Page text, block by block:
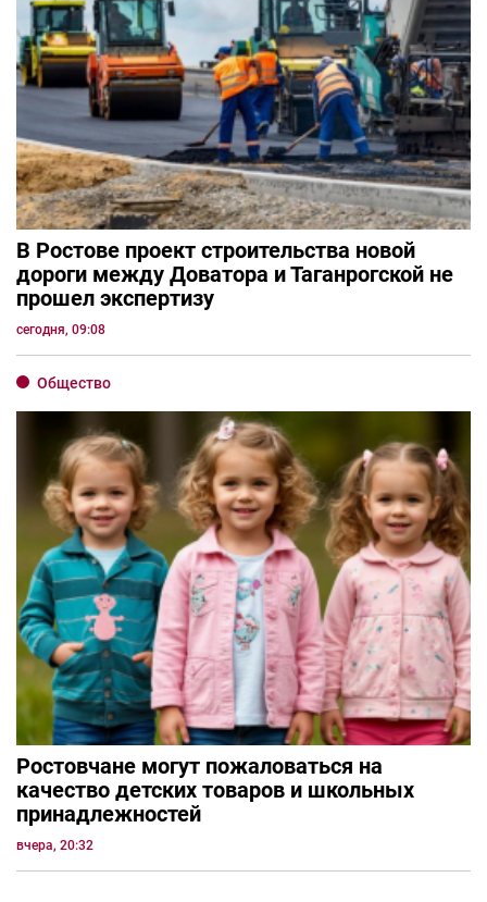
В Ростове проект строительства новой
дороги между Доватора и Таганрогской не
прошел экспертизу
сегодня, 09:08
Общество
Ростовчане могут пожаловаться на
качество детских товаров и школьных
принадлежностей
вчера, 20:32